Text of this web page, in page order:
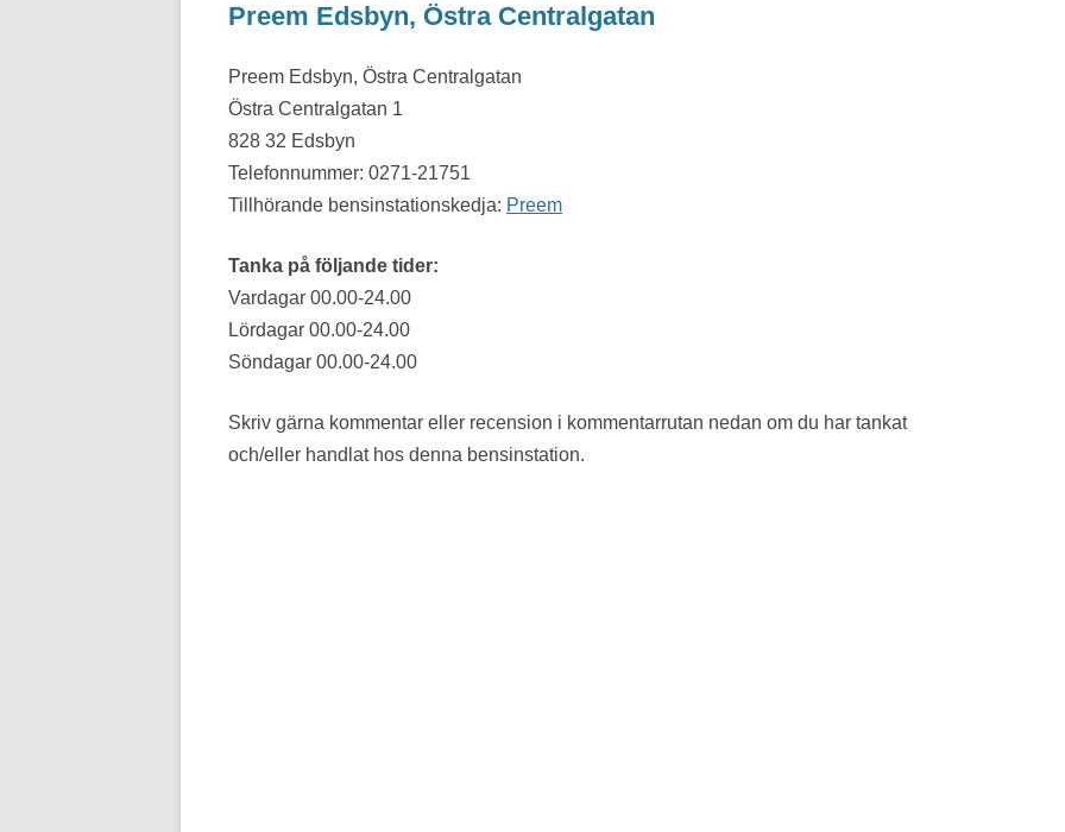
Preem Edsbyn, Östra Centralgatan
Preem Edsbyn, Östra Centralgatan
Östra Centralgatan 1
828 32 Edsbyn
Telefonnummer: 0271-21751
Tillhörande bensinstationskedja: Preem
Tanka på följande tider:
Vardagar 00.00-24.00
Lördagar 00.00-24.00
Söndagar 00.00-24.00
Skriv gärna kommentar eller recension i kommentarrutan nedan om du har tankat
och/eller handlat hos denna bensinstation.